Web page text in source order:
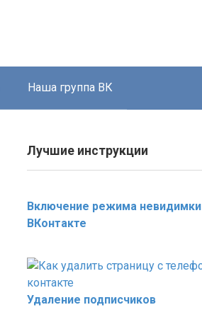
Наша группа ВК
Лучшие инструкции
Включение режима невидимки
ВКонтакте
Удаление подписчиков